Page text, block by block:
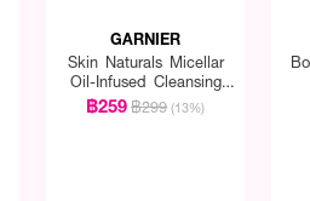
GARNIER
Skin Naturals Micellar
Oil-Infused Cleansing
Water
฿259฿299 (13%)